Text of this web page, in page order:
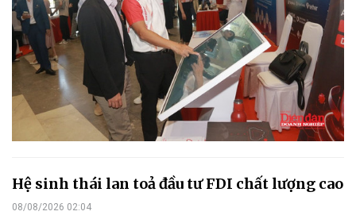
Hệ sinh thái lan toả đầu tư FDI chất lượng cao
08/08/2026 02:04